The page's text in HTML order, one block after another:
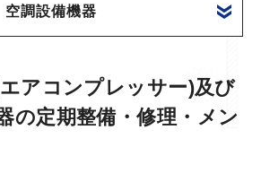
空調設備機器
アコンプレッサー)及び
の定期整備・修理・メン